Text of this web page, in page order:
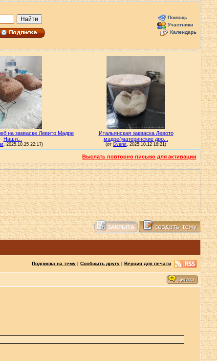
Помощь
Участники
Календарь
Выслать повторно письмо для активации
Подписка на тему |Сообщить другу |Версия для печати